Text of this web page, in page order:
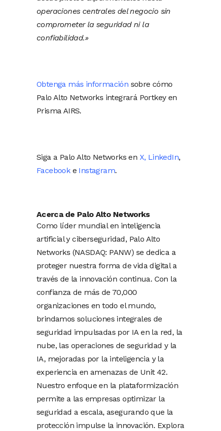
operaciones centrales del negocio sin
comprometer la seguridad ni la
confiabilidad.»
Obtenga más información sobre cómo
Palo Alto Networks integrará Portkey en
Prisma AIRS.
Siga a Palo Alto Networks en X, LinkedIn,
Facebooke Instagram.
Acerca de Palo Alto Networks
Como líder mundial en inteligencia
artificial y ciberseguridad, Palo Alto
Networks (NASDAQ: PANW) se dedica a
proteger nuestra forma de vida digital a
través de la innovación continua. Con la
confianza de más de 70,000
organizaciones en todo el mundo,
brindamos soluciones integrales de
seguridad impulsadas por IA en la red, la
nube, las operaciones de seguridad y la
IA, mejoradas por la inteligencia y la
experiencia en amenazas de Unit 42.
Nuestro enfoque en la plataformización
permite a las empresas optimizar la
seguridad a escala, asegurando que la
protección impulse la innovación. Explora